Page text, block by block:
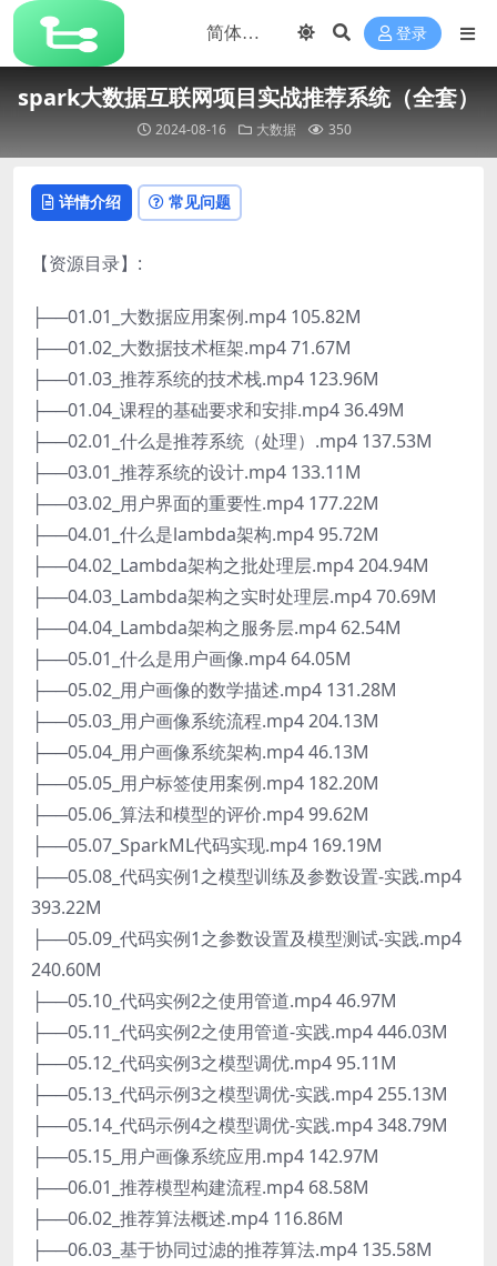
登录
spark大数据互联网项目实战推荐系统（全套）
2024-08-16 大数据 350
详情介绍 常见问题
【资源目录】:
├──01.01_大数据应用案例.mp4 105.82M
├──01.02_大数据技术框架.mp4 71.67M
├──01.03_推荐系统的技术栈.mp4 123.96M
├──01.04_课程的基础要求和安排.mp4 36.49M
├──02.01_什么是推荐系统（处理）.mp4 137.53M
├──03.01_推荐系统的设计.mp4 133.11M
├──03.02_用户界面的重要性.mp4 177.22M
├──04.01_什么是lambda架构.mp4 95.72M
├──04.02_Lambda架构之批处理层.mp4 204.94M
├──04.03_Lambda架构之实时处理层.mp4 70.69M
├──04.04_Lambda架构之服务层.mp4 62.54M
├──05.01_什么是用户画像.mp4 64.05M
├──05.02_用户画像的数学描述.mp4 131.28M
├──05.03_用户画像系统流程.mp4 204.13M
├──05.04_用户画像系统架构.mp4 46.13M
├──05.05_用户标签使用案例.mp4 182.20M
├──05.06_算法和模型的评价.mp4 99.62M
├──05.07_SparkML代码实现.mp4 169.19M
├──05.08_代码实例1之模型训练及参数设置-实践.mp4
393.22M
├──05.09_代码实例1之参数设置及模型测试-实践.mp4
240.60M
├──05.10_代码实例2之使用管道.mp4 46.97M
├──05.11_代码实例2之使用管道-实践.mp4 446.03M
├──05.12_代码实例3之模型调优.mp4 95.11M
├──05.13_代码示例3之模型调优-实践.mp4 255.13M
├──05.14_代码示例4之模型调优-实践.mp4 348.79M
├──05.15_用户画像系统应用.mp4 142.97M
├──06.01_推荐模型构建流程.mp4 68.58M
├──06.02_推荐算法概述.mp4 116.86M
├──06.03_基于协同过滤的推荐算法.mp4 135.58M